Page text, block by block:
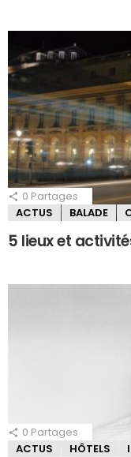
0 Partages
ACTUS
BALADE
5 lieux et
0 Partages
ACTUS
HÔTELS